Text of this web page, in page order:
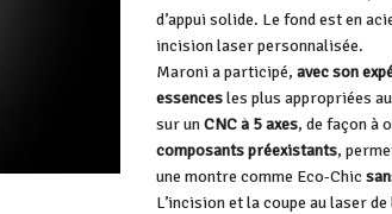
d’appui solide. Le fond est en
incision laser personnalisée.
Maroni a participé, avec son
essencesles plus appropriées
sur unCNC à 5 axes, de façon à
composants préexistants,
une montre comme Eco-Chic
L’incision et la coupe au laser